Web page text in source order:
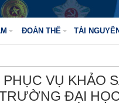
ĐOÀN THỂ TÀI NGUYÊN
VỤ KHẢO
ĐẠI